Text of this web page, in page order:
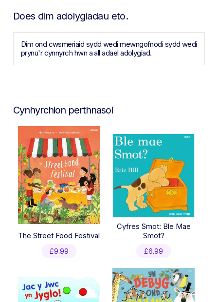
Does dim adolygiadau eto.
Dim ond cwsmeriaid sydd wedi mewngofnodi sydd wedi
prynu'r cynnyrch hwn a all adael adolygiad.
Cynhyrchion perthnasol
The Street Food Festival
£9.99
Cyfres Smot: Ble Mae
Smot?
£6.99